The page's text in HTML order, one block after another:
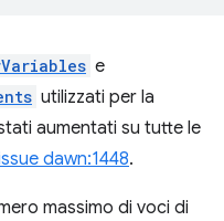
e
utilizzati per la
aumentati su tutte le
dawn:1448.
massimo di voci di